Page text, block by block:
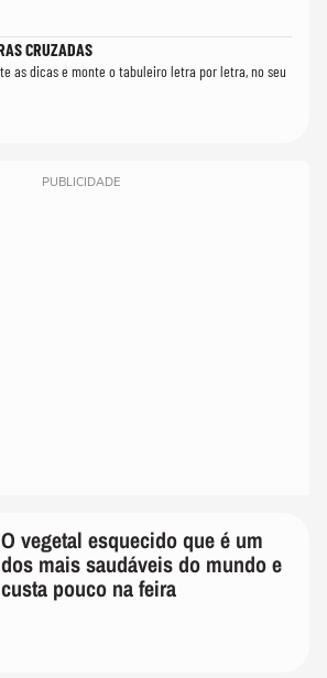
CRUZADAS
as dicas e monte o tabuleiro letra por letra, no seu
PUBLICIDADE
O vegetal esquecido que é um
dos mais saudáveis do mundo e
custa pouco na feira